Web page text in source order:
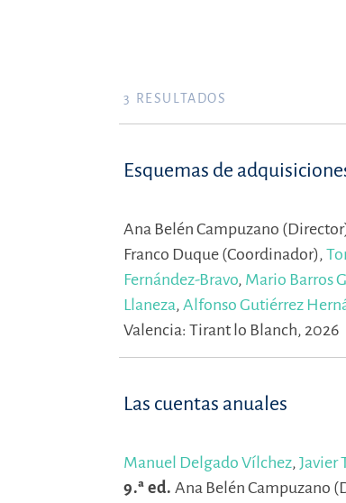
3 RESULTADOS
Esquemas de
Ana Belén Campuzano
Franco Duque (Coordinador),
Fernández-Bravo, Mario Barros
Llaneza, Alfonso Gutiérrez
Valencia: Tirant lo Blanch, 2026
Las cuentas anuales
Manuel Delgado Vílchez, Javier
9.ª ed. Ana Belén Campuzano